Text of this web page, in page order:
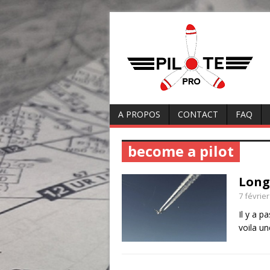
A PROPOS CONTACT FAQ
become a pilot
7
Il y a
voila